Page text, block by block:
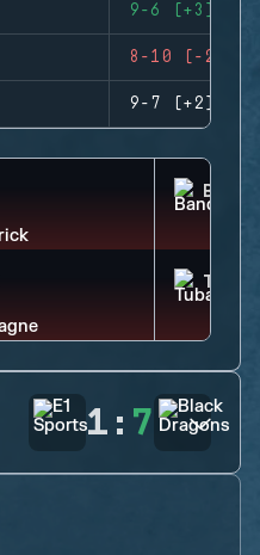
9-6 (+3)
8-10 (-2)
9-7 (+2)
1 : 7